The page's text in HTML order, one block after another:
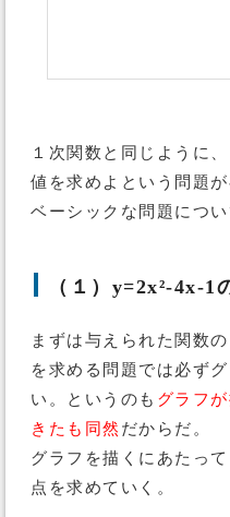
１次関数と同じように
値を求めよという問題
ベーシックな問題につい
（１）y=2x²-4x-1
まずは与えられた関数の
を求める問題では必ず
い。というのも グラフ
きたも同然 だからだ。
グラフを描くにあたっ
点を求めていく。